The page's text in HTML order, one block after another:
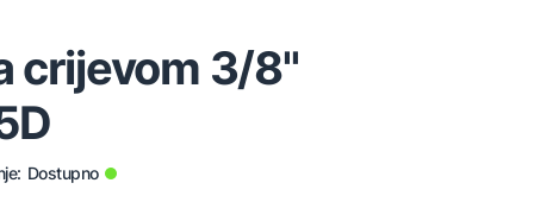
crijevom 3/8"
Dostupno